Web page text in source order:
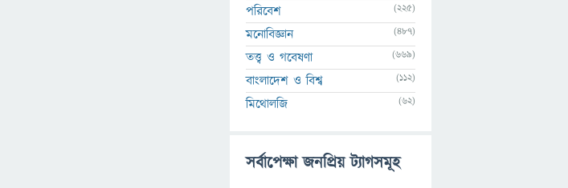
পরিবেশ (225)
মনোবিজ্ঞান (487)
তত্ত্ব ও গবেষণা (669)
বাংলাদেশ ও বিশ্ব (112)
মিথোলজি (62)
সর্বাপেক্ষা জনপ্রিয় ট্যাগসমূহ